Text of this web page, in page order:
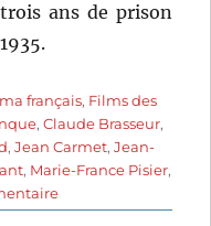
ans de prison
français, Films des
,Claude Brasseur,
,Jean Carmet,Jean-
, Marie-France Pisier,
sur
La